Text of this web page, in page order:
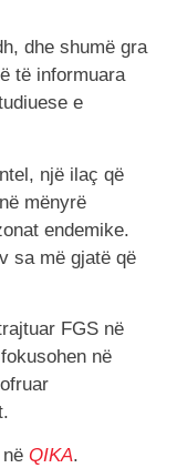
dhe shumë gra
të informuara
e
një ilaç që
mënyrë
endemike.
sa më gjatë që
FGS në
në
QIKA.